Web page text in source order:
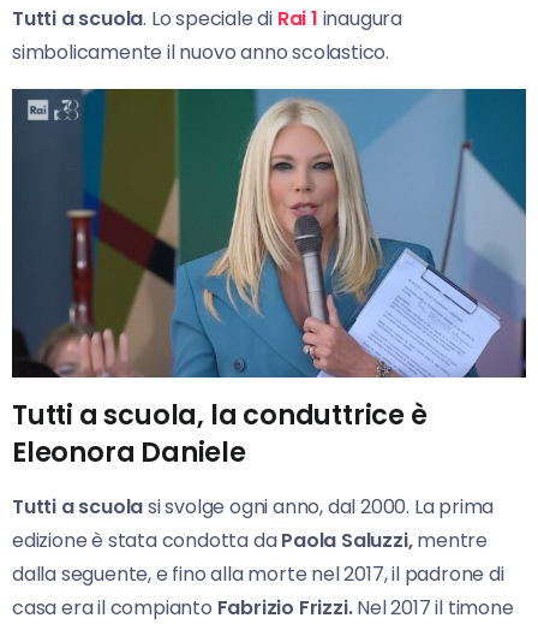
Tutti a scuola. Lo speciale di Rai 1 inaugura
simbolicamente il nuovo anno scolastico.
Tutti a scuola, la conduttrice è
Eleonora Daniele
Tutti ascuolasi svolge ogni anno, dal 2000. La prima
edizione è stata condotta daPaola Saluzzi,mentre
dalla seguente, e fino alla morte nel 2017, il padrone di
casa era il compianto Fabrizio Frizzi.Nel 2017 il timone